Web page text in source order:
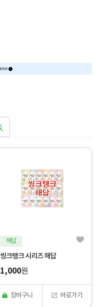
해답
씽크탱크 시리즈 해답
1,000원
장바구니 바로가기